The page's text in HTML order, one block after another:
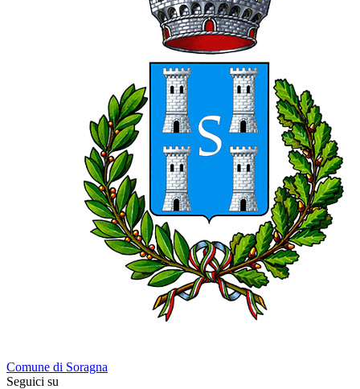
Comune di Soragna
Seguici su